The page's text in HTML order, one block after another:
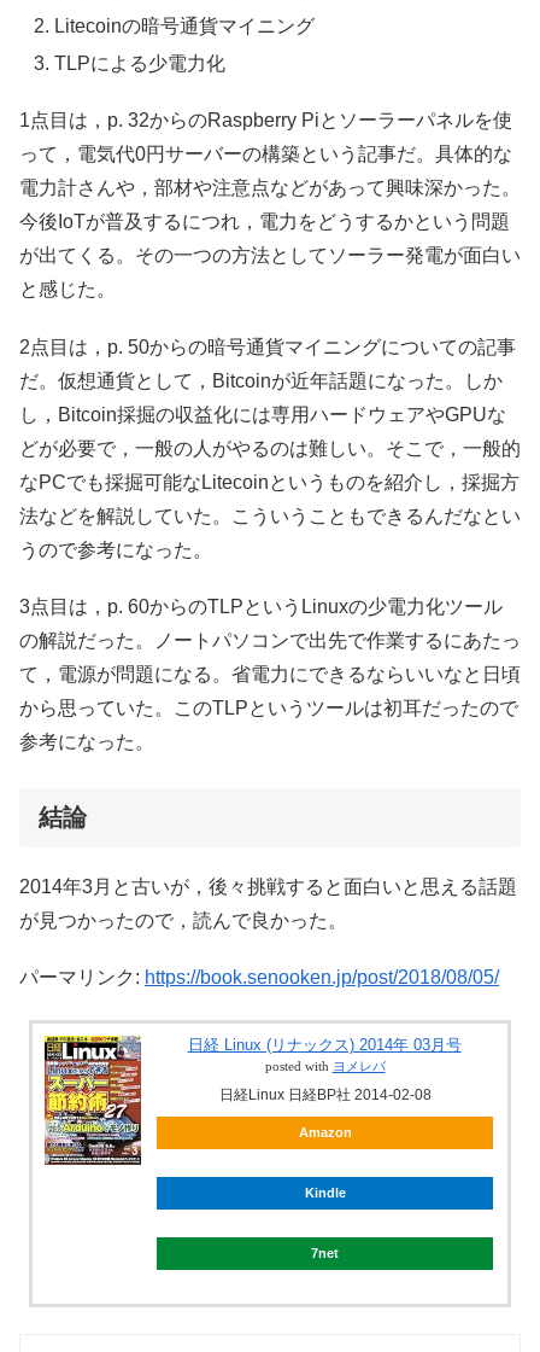
Litecoinの暗号通貨マイニング
TLPによる少電力化
1点目は，p. 32からのRaspberry Piとソーラーパネルを使
って，電気代0円サーバーの構築という記事だ。具体的な
電力計さんや，部材や注意点などがあって興味深かった。
今後IoTが普及するにつれ，電力をどうするかという問題
が出てくる。その一つの方法としてソーラー発電が面白い
と感じた。
2点目は，p. 50からの暗号通貨マイニングについての記事
だ。仮想通貨として，Bitcoinが近年話題になった。しか
し，Bitcoin採掘の収益化には専用ハードウェアやGPUな
どが必要で，一般の人がやるのは難しい。そこで，一般的
なPCでも採掘可能なLitecoinというものを紹介し，採掘方
法などを解説していた。こういうこともできるんだなとい
うので参考になった。
3点目は，p. 60からのTLPというLinuxの少電力化ツール
の解説だった。ノートパソコンで出先で作業するにあたっ
て，電源が問題になる。省電力にできるならいいなと日頃
から思っていた。このTLPというツールは初耳だったので
参考になった。
結論
2014年3月と古いが，後々挑戦すると面白いと思える話題
が見つかったので，読んで良かった。
パーマリンク: https://book.senooken.jp/post/2018/08/05/
日経 Linux (リナックス) 2014年 03月号
posted with ヨメレバ
日経Linux 日経BP社 2014-02-08
Amazon
Kindle
7net